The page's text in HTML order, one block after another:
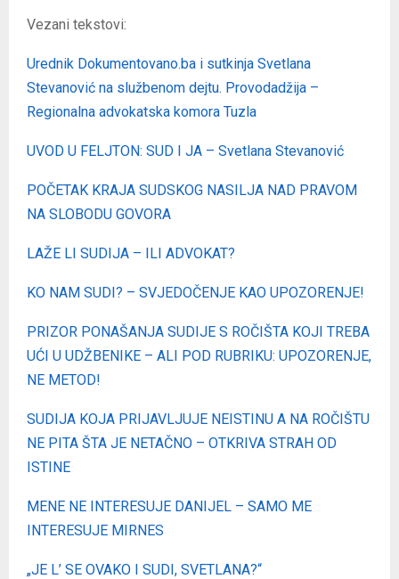
Vezani tekstovi:
Urednik Dokumentovano.ba i sutkinja Svetlana
Stevanović na službenom dejtu. Provodadžija –
Regionalna advokatska komora Tuzla
UVOD U FELJTON: SUD I JA – Svetlana Stevanović
POČETAK KRAJA SUDSKOG NASILJA NAD PRAVOM
NA SLOBODU GOVORA
LAŽE LI SUDIJA – ILI ADVOKAT?
KO NAM SUDI? – SVJEDOČENJE KAO UPOZORENJE!
PRIZOR PONAŠANJA SUDIJE S ROČIŠTA KOJI TREBA
UĆI U UDŽBENIKE – ALI POD RUBRIKU: UPOZORENJE,
NE METOD!
SUDIJA KOJA PRIJAVLJUJE NEISTINU A NA ROČIŠTU
NE PITA ŠTA JE NETAČNO – OTKRIVA STRAH OD
ISTINE
MENE NE INTERESUJE DANIJEL – SAMO ME
INTERESUJE MIRNES
„JE L’ SE OVAKO I SUDI, SVETLANA?“